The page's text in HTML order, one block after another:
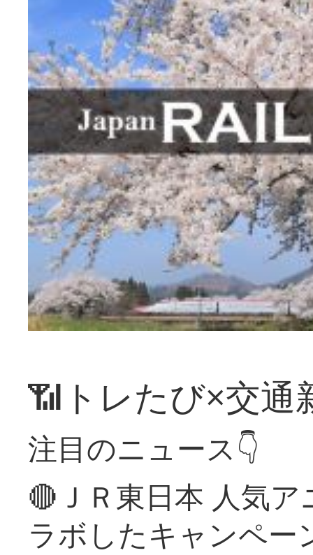
📶トレたび×交通
注目のニュース👇
🔴ＪＲ東日本 人気
ラボしたキャンペー